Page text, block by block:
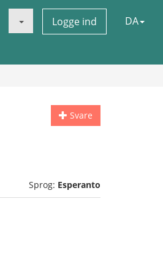
Logge ind DA
Svare
Sprog: Esperanto